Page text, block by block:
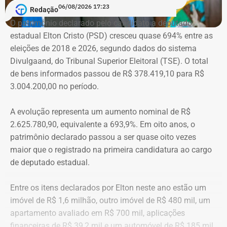
que ainda falta às mulheres na hora de denunciar os
companheiros por violência doméstica.
“Creio que duas coisas ainda impedem as mulheres de
seguirem adiante nesta batalha. A vergonha e o medo.
Porque é necessário ter mais do que coragem para seguir
adiante no enfrentamento à violência doméstica. Pois
primeiro é o temor de continuar viva e estar ao lado do
agressor. E o outro é o que vai acontecer com ela depois
que a denúncia for feita. Afinal, há o receio que alguma
brecha legal permita que o agressor, de alguma forma,
fique impune”, comenta.
Passados oito anos após as agrssões se tornarem
públicas nacionalmente, Cristiane cita qual o principal
item que acredita ser necessário que as autoridades
Redação06/08/2026 17:23
O patrimônio declarado pelo candidato a deputado
estadual Elton Cristo (PSD) cresceu quase 694% entre as
eleições de 2018 e 2026, segundo dados do sistema
Divulgaand, do Tribunal Superior Eleitoral (TSE). O total
de bens informados passou de R$ 378.419,10 para R$
3.004.200,00 no período.
A evolução representa um aumento nominal de R$
2.625.780,90, equivalente a 693,9%. Em oito anos, o
patrimônio declarado passou a ser quase oito vezes
maior que o registrado na primeira candidatura ao cargo
de deputado estadual.
Entre os itens declarados por Elton neste ano estão um
imóvel de R$ 1,6 milhão, outro imóvel de R$ 480 mil, um
apartamento avaliado em R$ 700 mil, aplicações